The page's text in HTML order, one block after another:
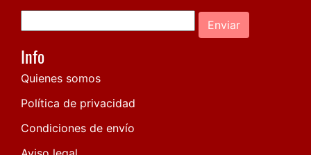
Enviar
Info
Quienes somos
Política de privacidad
Condiciones de envío